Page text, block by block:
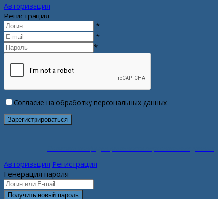
Авторизация
Регистрация
*
*
*
Согласие на обработку персональных данных
Авторизация Регистрация
Генерация пароля